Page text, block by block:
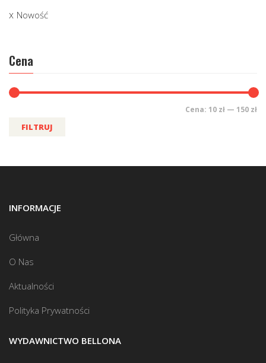
Nowość
Cena
FILTRUJ
Cena: 10 zł — 150 zł
INFORMACJE
Główna
O Nas
Aktualności
Polityka Prywatności
WYDAWNICTWO BELLONA